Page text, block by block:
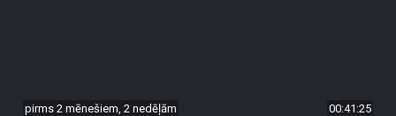
pirms 2 mēnešiem, 2 nedēļām 00:41:25